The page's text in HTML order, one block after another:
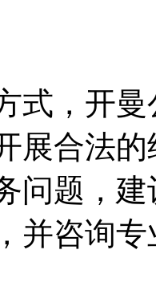
，开曼
展合法
问题，
并咨询